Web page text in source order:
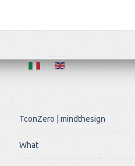
TconZero | mindthesign
What